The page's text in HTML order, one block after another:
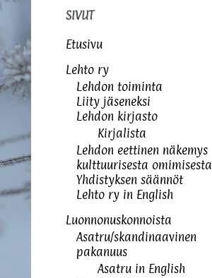
SIVUT
Etusivu
Lehto ry
Lehdon toiminta
Liity jäseneksi
Lehdon kirjasto
Kirjalista
Lehdon eettinen näkemys
kulttuurisesta omimisesta
Yhdistyksen säännöt
Lehto ry in English
Luonnonuskonnoista
Asatru/skandinaavinen
pakanuus
Asatru in English